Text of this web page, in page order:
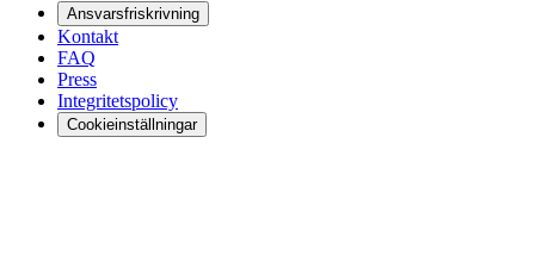
Ansvarsfriskrivning
Kontakt
FAQ
Press
Integritetspolicy
Cookieinställningar